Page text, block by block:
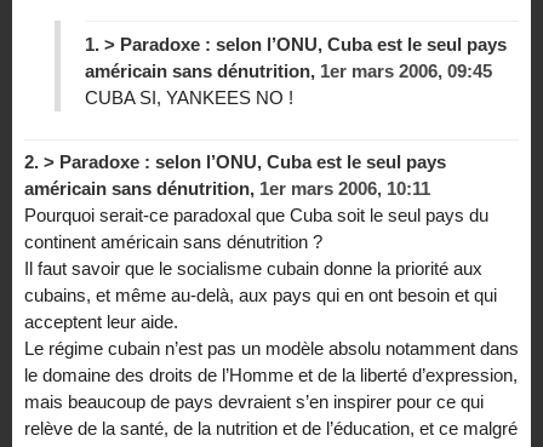
1. > Paradoxe : selon l’ONU, Cuba est le seul pays
américain sans dénutrition, 1er mars 2006, 09:45
CUBA SI, YANKEES NO !
2. > Paradoxe : selon l’ONU, Cuba est le seul pays
américain sans dénutrition, 1er mars 2006, 10:11
Pourquoi serait-ce paradoxal que Cuba soit le seul pays du
continent américain sans dénutrition ?
Il faut savoir que le socialisme cubain donne la priorité aux
cubains, et même au-delà, aux pays qui en ont besoin et qui
acceptent leur aide.
Le régime cubain n’est pas un modèle absolu notamment dans
le domaine des droits de l’Homme et de la liberté d’expression,
mais beaucoup de pays devraient s’en inspirer pour ce qui
relève de la santé, de la nutrition et de l’éducation, et ce malgré